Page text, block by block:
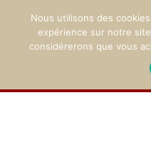
Nous utilisons des
expérience sur notre
considérerons que vous